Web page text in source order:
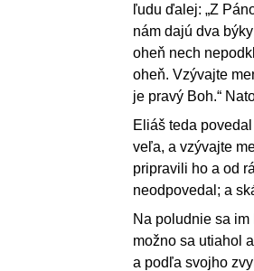
ľudu ďalej: „Z
nám dajú dva
oheň nech
oheň. Vzývajte
je pravý Boh.“
Eliáš teda
veľa, a vzývajte
pripravili ho a od
neodpovedal; a
Na poludnie sa
možno sa utiahol
a podľa svojho